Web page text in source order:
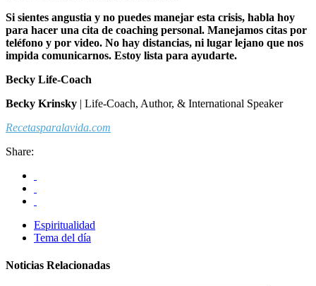
Si sientes angustia y no puedes manejar esta crisis, habla hoy
para hacer una cita de coaching personal. Manejamos citas por
teléfono y por video. No hay distancias, ni lugar lejano que nos
impida comunicarnos. Estoy lista para ayudarte.
Becky Life-Coach
Becky Krinsky | Life-Coach, Author, & International Speaker
Recetasparalavida.com
Share:
Espiritualidad
Tema del día
Noticias Relacionadas